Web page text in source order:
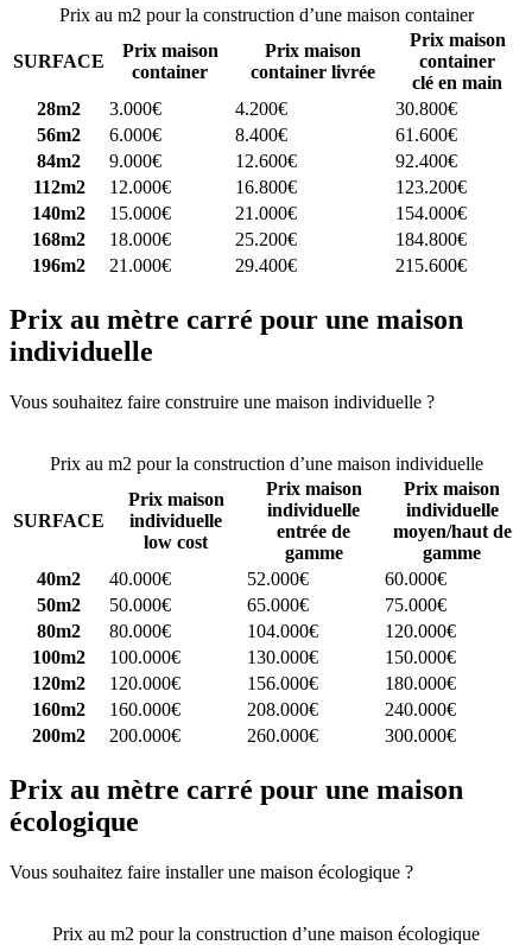
Prix au m2 pour la construction d’une maison container
SURFACE
Prix maison
container
Prix maison
container livrée
Prix maison
container
clé en main
28m2
3.000€ 4.200€
30.800€
56m2
6.000€ 8.400€
61.600€
84m2
9.000€ 12.600€
92.400€
112m2
12.000€ 16.800€
123.200€
140m2
15.000€ 21.000€
154.000€
168m2
18.000€ 25.200€
184.800€
196m2
21.000€ 29.400€ 215.600€
Prix au mètre carré pour une maison
individuelle
Vous souhaitez faire construire une maison individuelle ?
Prix au m2 pour la construction d’une maison individuelle
SURFACE
Prix maison
individuelle
low cost
Prix maison
individuelle
entrée de
gamme
Prix maison
individuelle
moyen/haut de
gamme
40m2
40.000€ 52.000€
60.000€
50m2
50.000€ 65.000€
75.000€
80m2
80.000€ 104.000€
120.000€
100m2
100.000€ 130.000€
150.000€
120m2
120.000€ 156.000€
180.000€
160m2
160.000€ 208.000€
240.000€
200m2
200.000€ 260.000€ 300.000€
Prix au mètre carré pour une maison
écologique
Vous souhaitez faire installer une maison écologique ?
Prix au m2 pour la construction d’une maison écologique